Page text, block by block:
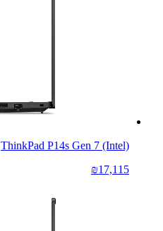
ThinkPad P14s Gen 7 (Intel)
₪17,115